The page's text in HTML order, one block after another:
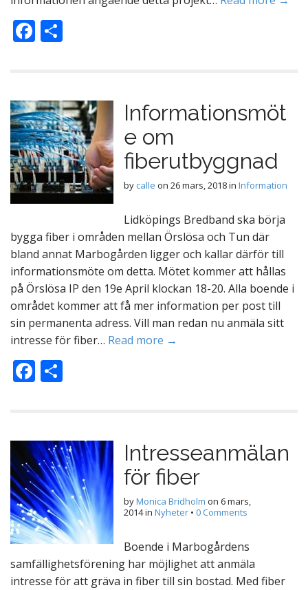
F
b
o
o
k
Informationsmöt
e om
fiberutbyggnad
by calle on 26 mars, 2018in Information
Lidköpings Bredband ska börja
bygga fiber i områden mellan Örslösa och Tun där
bland annat Marbogården ligger och kallar därför till
informationsmöte om detta. Mötet kommer att hållas
på Örslösa IP den 19e April klockan 18-20. Alla boende i
området kommer att få mer information per post till
sin permanenta adress. Vill man redan nu anmäla sitt
intresse för fiber… Read more →
F
b
o
o
k
Intresseanmälan
för fiber
byMonica Bridholm on 6 mars,
2014in Nyheter • 0 Comments
Boende i Marbogårdens
samfällighetsförening har möjlighet att anmäla
intresse för att gräva in fiber till sin bostad. Med fiber